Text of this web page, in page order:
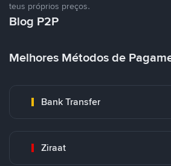
teus próprios preços.
Blog P2P
Melhores Métodos de
Bank Transfer
Ziraat